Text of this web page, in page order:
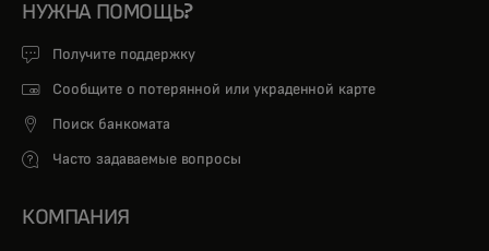
НУЖНА ПОМОЩЬ?
Получите поддержку
Сообщите о потерянной или украденной карте
Поиск банкомата
Часто задаваемые вопросы
КОМПАНИЯ